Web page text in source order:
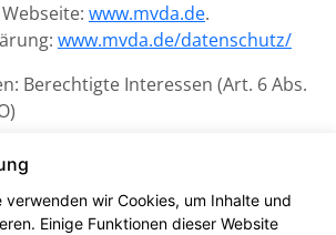
www.mvda.de.
www.mvda.de/datenschutz/
Berechtigte Interessen (Art. 6 Abs.
zum
und CAPTCHA
Kontaktformular oder per
verwenden wir Cookies, um Inhalte und
Einige Funktionen dieser Website